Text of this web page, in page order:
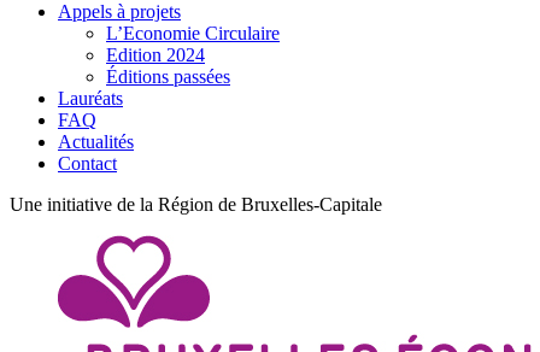
Appels à projets
L’Economie Circulaire
Edition 2024
Éditions passées
Lauréats
FAQ
Actualités
Contact
Une initiative de la Région de Bruxelles-Capitale